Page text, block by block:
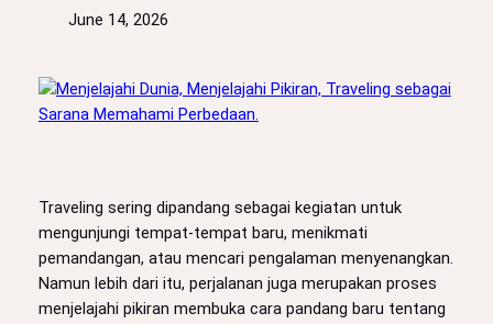
June 14, 2026
Traveling sering dipandang sebagai kegiatan untuk
mengunjungi tempat-tempat baru, menikmati
pemandangan, atau mencari pengalaman menyenangkan.
Namun lebih dari itu, perjalanan juga merupakan proses
menjelajahi pikiran membuka cara pandang baru tentang